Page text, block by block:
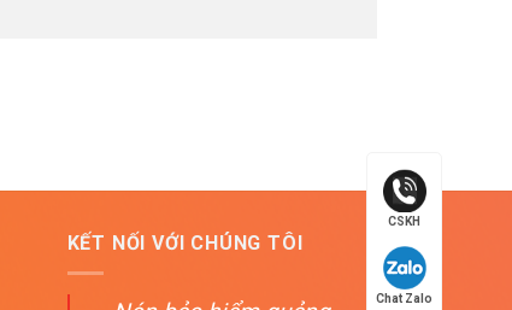
KẾT NỐI VỚI CHÚNG TÔI
CSKH
Chat Zalo